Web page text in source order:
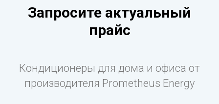
Запросите актуальный
прайс
Кондиционеры для дома и офиса от
производителя Prometheus Energy